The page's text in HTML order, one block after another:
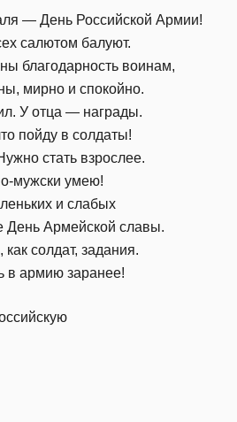
— День Российской Армии!
салютом балуют.
благодарность воинам,
мирно и спокойно.
У отца — награды.
пойду в солдаты!
стать взрослее.
мужски умею!
и слабых
Армейской славы.
солдат, задания.
в армию заранее!